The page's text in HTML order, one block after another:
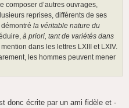
composer d’autres ouvrages,
reprises, différents de ses
la véritable nature du
à priori, tant de variétés dans
dans les lettres LXIII et LXIV.
les hommes peuvent mener
donc écrite par un ami fidèle et -